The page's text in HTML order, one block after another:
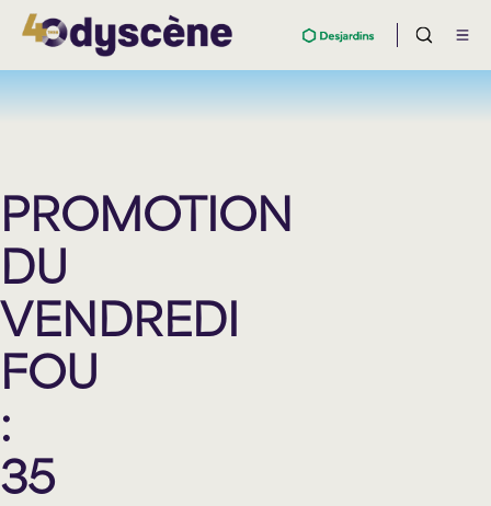
PROMOTION
DU
VENDREDI
FOU
:
35